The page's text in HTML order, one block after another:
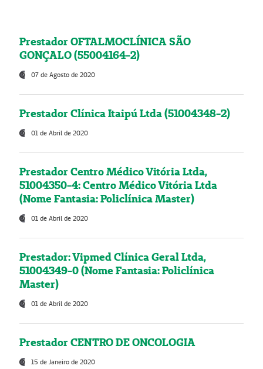
Prestador OFTALMOCLÍNICA SÃO
GONÇALO (55004164-2)
07 de Agosto de 2020
Prestador Clínica Itaipú Ltda (51004348-2)
01 de Abril de 2020
Prestador Centro Médico Vitória Ltda,
51004350-4: Centro Médico Vitória Ltda
(Nome Fantasia: Policlínica Master)
01 de Abril de 2020
Prestador: Vipmed Clínica Geral Ltda,
51004349-0 (Nome Fantasia: Policlínica
Master)
01 de Abril de 2020
Prestador CENTRO DE ONCOLOGIA
15 de Janeiro de 2020